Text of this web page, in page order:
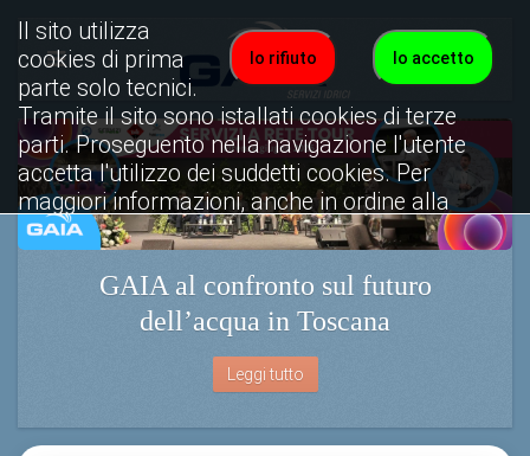
Io accetto
Io rifiuto
Il sito utilizza
cookies di prima
parte solo tecnici.
Tramite il sito sono istallati cookies di terze
parti. Proseguento nella navigazione l'utente
accetta l'utilizzo dei suddetti cookies. Per
maggiori informazioni, anche in ordine alla
disattivazione, è possibile consultare
l'informativa cookies completa.
Visualizza informativa completa.